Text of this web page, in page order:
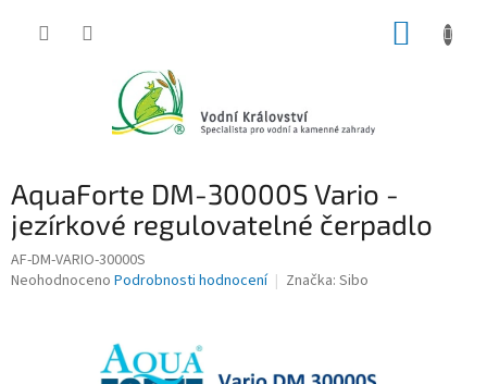
AquaForte DM-30000S Vario -
jezírkové regulovatelné čerpadlo
AF-DM-VARIO-30000S
Průměrné
Neohodnoceno Podrobnosti hodnocení Značka: Sibo